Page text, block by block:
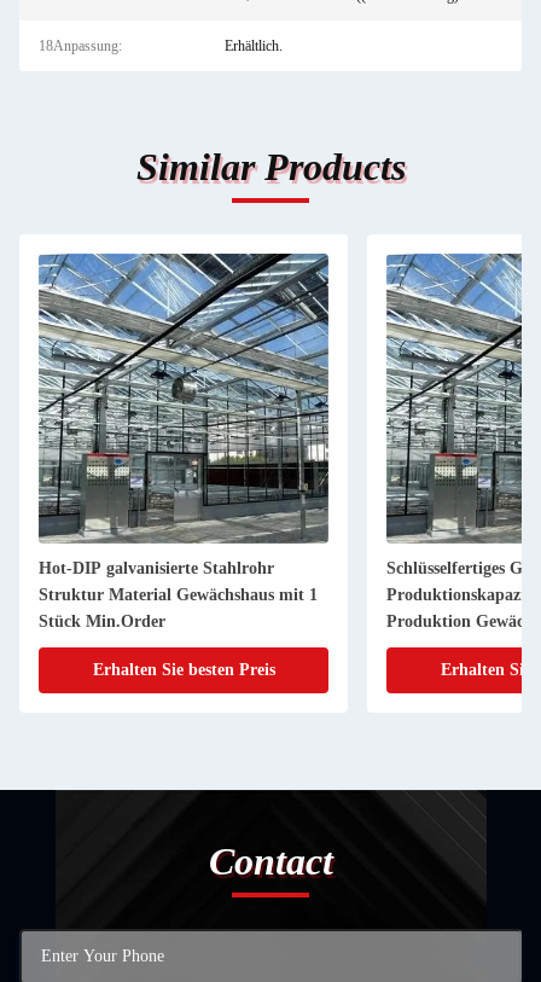
18Anpassung: Erhältlich.
Similar Products
Hot-DIP galvanisierte Stahlrohr
Struktur Material Gewächshaus mit 1
Stück Min.Order
Erhalten Sie besten Preis
Schlüsselfertiges
Produktion
Landwirtschaft
Erhalten Sie
Contact